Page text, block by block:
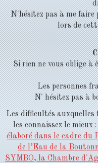
N'hésitez pas à me
lors de
Si rien ne vous oblige à
Les personnes
N' hésitez pas à
Les difficultés auxquelles
les connaissez le mieux
élaboré dans le cadre
de l’Eau de la
SYMBO, la Chambre